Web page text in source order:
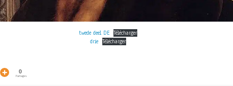
twede deel DE Télécharger
drie Télécharger
0
Partages